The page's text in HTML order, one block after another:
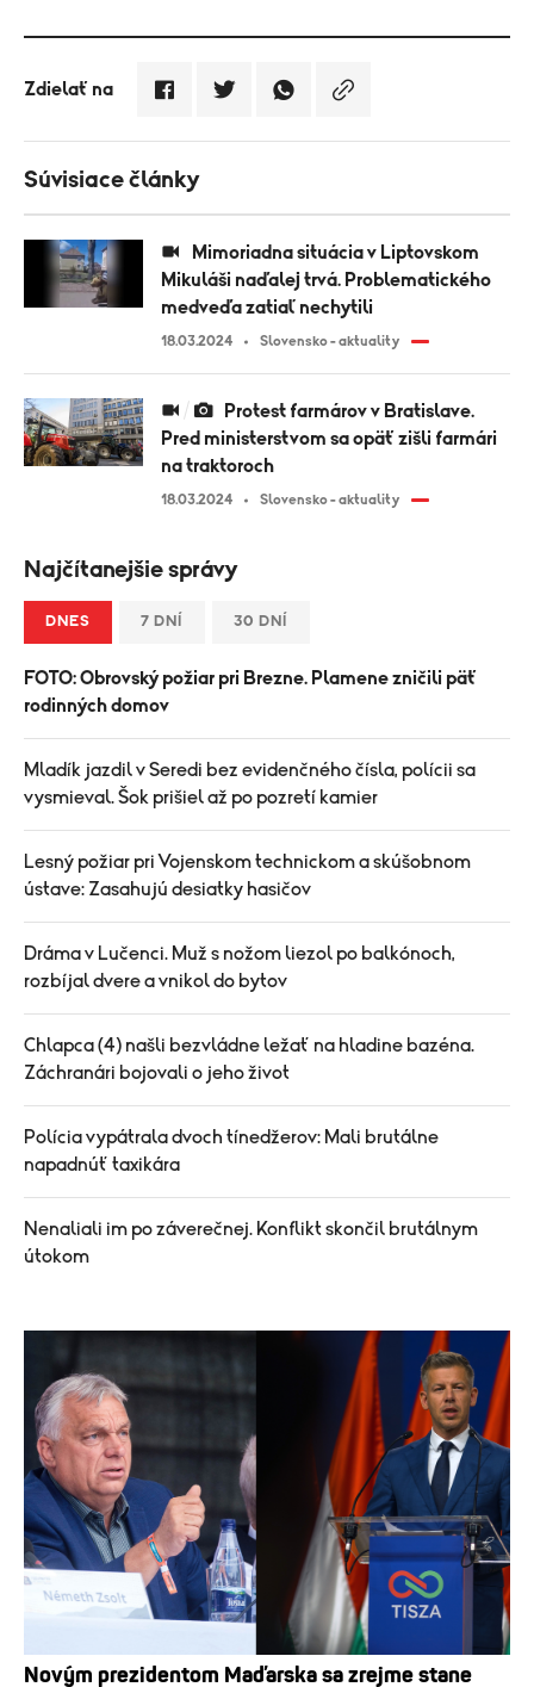
Zdielať na
Súvisiace články
Mikuláši naďalej trvá. Problematického
medveďa zatiaľ nechytili
18.03.2024 Slovensko - aktuality
Pred ministerstvom sa opäť zišli farmári
na traktoroch
18.03.2024 Slovensko - aktuality
Najčítanejšie správy
DNES 7 DNÍ 30 DNÍ
FOTO: Obrovský požiar pri Brezne. Plamene zničili päť
rodinných domov
Mladík jazdil v Seredi bez evidenčného čísla, polícii sa
vysmieval. Šok prišiel až po pozretí kamier
Lesný požiar pri Vojenskom technickom a skúšobnom
ústave: Zasahujú desiatky hasičov
Dráma v Lučenci. Muž s nožom liezol po balkónoch,
rozbíjal dvere a vnikol do bytov
Chlapca (4) našli bezvládne ležať na hladine bazéna.
Záchranári bojovali o jeho život
Polícia vypátrala dvoch tínedžerov: Mali brutálne
napadnúť taxikára
Nenaliali im po záverečnej. Konflikt skončil brutálnym
útokom
Novým prezidentom Maďarska sa zrejme stane